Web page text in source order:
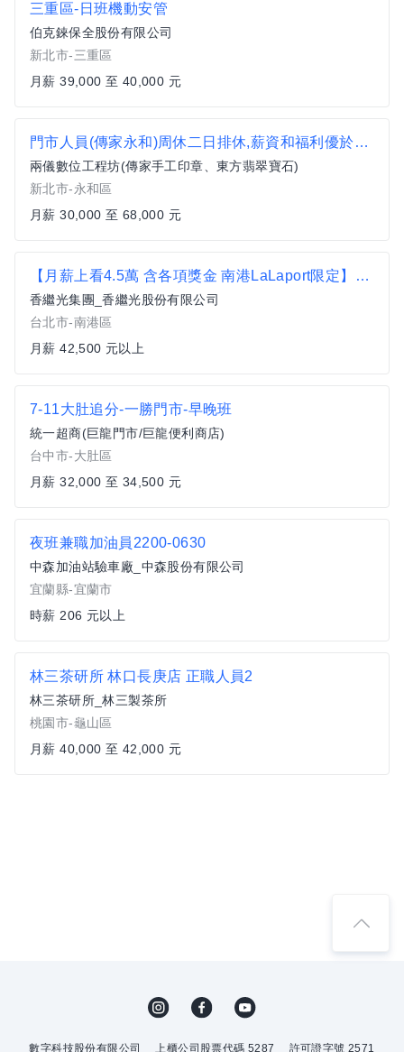
三重區-日班機動安管
伯克錸保全股份有限公司
新北市-三重區
月薪 39,000 至 40,000 元
門市人員(傳家永和)周休二日排休,薪資和福利優於行情,同仁分紅,年終,團體績效,激勵獎金,三節獎金,無經度就業和學生加入
兩儀數位工程坊(傳家手工印章、東方翡翠寶石)
新北市-永和區
月薪 30,000 至 68,000 元
【月薪上看4.5萬 含各項獎金 南港LaLaport限定】金子半之助-天婦羅職人召集令-報到獎金1萬 月休8-10天
香繼光集團_香繼光股份有限公司
台北市-南港區
月薪 42,500 元以上
7-11大肚追分-一勝門市-早晚班
統一超商(巨龍門市/巨龍便利商店)
台中市-大肚區
月薪 32,000 至 34,500 元
夜班兼職加油員2200-0630
中森加油站驗車廠_中森股份有限公司
宜蘭縣-宜蘭市
時薪 206 元以上
林三茶研所 林口長庚店 正職人員2
林三茶研所_林三製茶所
桃園市-龜山區
月薪 40,000 至 42,000 元
數字科技股份有限公司 上櫃公司股票代碼 5287 許可證字號 2571